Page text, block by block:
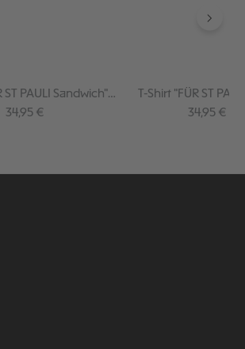
ST PAULI Sandwich"
creme
Regulärer Preis:
34,95 €
T-Shirt "FÜR ST
Regulärer
34,95 €